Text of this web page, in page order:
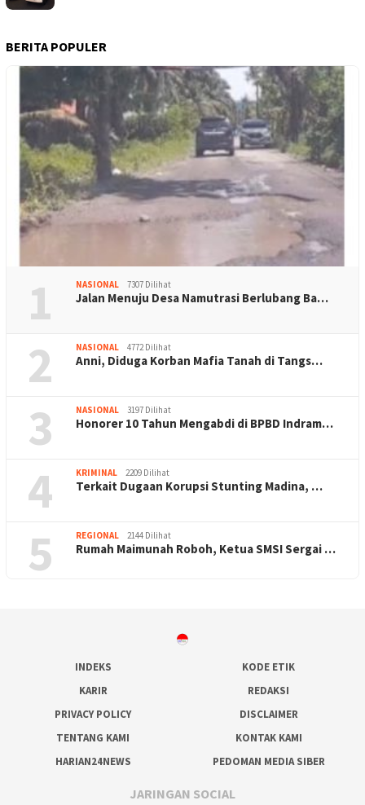
BERITA POPULER
1 NASIONAL 7307 Dilihat
Jalan Menuju Desa Namutrasi Berlubang Ba…
2 NASIONAL 4772 Dilihat
Anni, Diduga Korban Mafia Tanah di Tangs…
3 NASIONAL 3197 Dilihat
Honorer 10 Tahun Mengabdi di BPBD Indram…
4 KRIMINAL 2209 Dilihat
Terkait Dugaan Korupsi Stunting Madina, …
5 REGIONAL 2144 Dilihat
Rumah Maimunah Roboh, Ketua SMSI Sergai …
INDEKS
KODE ETIK
KARIR
REDAKSI
PRIVACY POLICY
DISCLAIMER
TENTANG KAMI
KONTAK KAMI
HARIAN24NEWS
PEDOMAN MEDIA SIBER
JARINGAN SOCIAL